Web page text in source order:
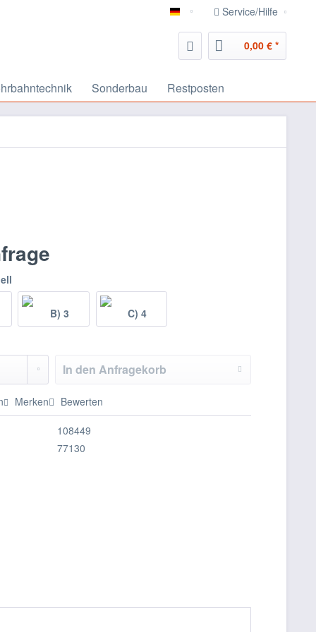
deutsch Service/Hilfe
0,00 € *
Sonderbau Restposten
In den Anfragekorb
Merken Bewerten
108449
77130